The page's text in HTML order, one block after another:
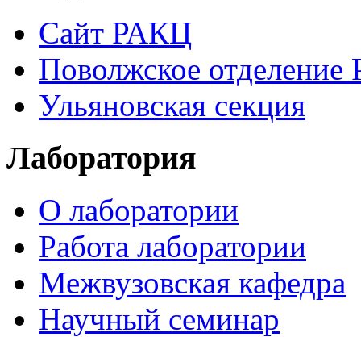
Сайт РАКЦ
Поволжское
Ульяновская секция
Лаборатория
О лаборатории
Работа лаборатории
Межвузовская кафедра
Научный семинар